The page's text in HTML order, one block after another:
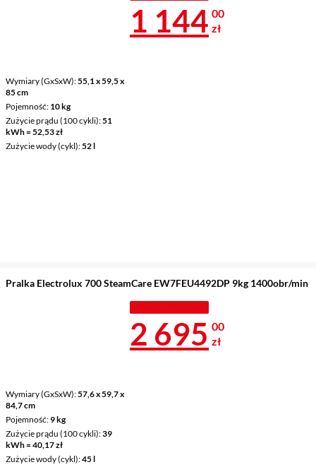
Wymiary (GxSxW) 55,1 x 59,5 x
85 cm
Pojemność 10 kg
Zużycie prądu (100 cykli) 51
kWh = 52,53 zł
Zużycie wody (cykl) 52 l
Cena 1 144 zł
1 144 00
zł
Pralka Electrolux 700 SteamCare EW7FEU4492DP 9kg 1400obr/min
Wymiary (GxSxW) 57,6 x 59,7 x
84,7 cm
Pojemność 9 kg
Zużycie prądu (100 cykli) 39
kWh = 40,17 zł
Zużycie wody (cykl) 45 l
Cena 2 695 zł
2 695 00
zł